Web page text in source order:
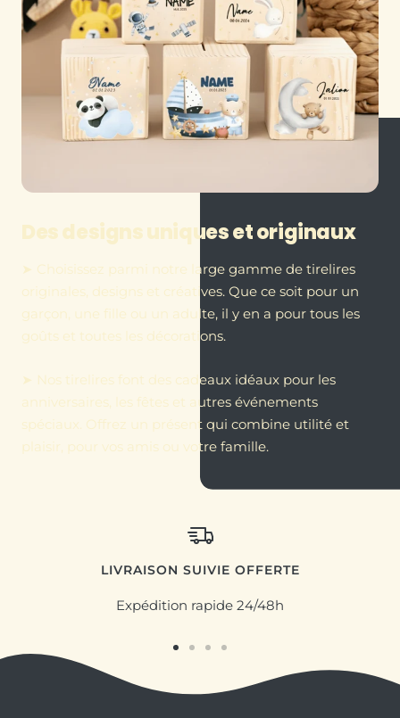
Des designs uniques et originaux
➤ Choisissez parmi notre large gamme de tirelires
originales, designs et créatives. Que ce soit pour un
garçon, une fille ou un adulte, il y en a pour tous les
goûts et toutes les décorations.
➤ Nos tirelires font des cadeaux idéaux pour les
anniversaires, les fêtes et autres événements
spéciaux. Offrez un présent qui combine utilité et
plaisir, pour vos amis ou votre famille.
LIVRAISON SUIVIE OFFERTE
Expédition rapide 24/48h